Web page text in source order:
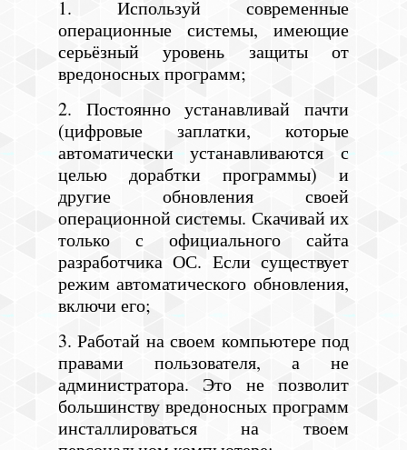
1. Используй современные
операционные системы, имеющие
серьёзный уровень защиты от
вредоносных программ;
2. Постоянно устанавливай пачти
(цифровые заплатки, которые
автоматически устанавливаются с
целью дорабтки программы) и
другие обновления своей
операционной системы. Скачивай их
только с официального сайта
разработчика ОС. Если существует
режим автоматического обновления,
включи его;
3. Работай на своем компьютере под
правами пользователя, а не
администратора. Это не позволит
большинству вредоносных программ
инсталлироваться на твоем